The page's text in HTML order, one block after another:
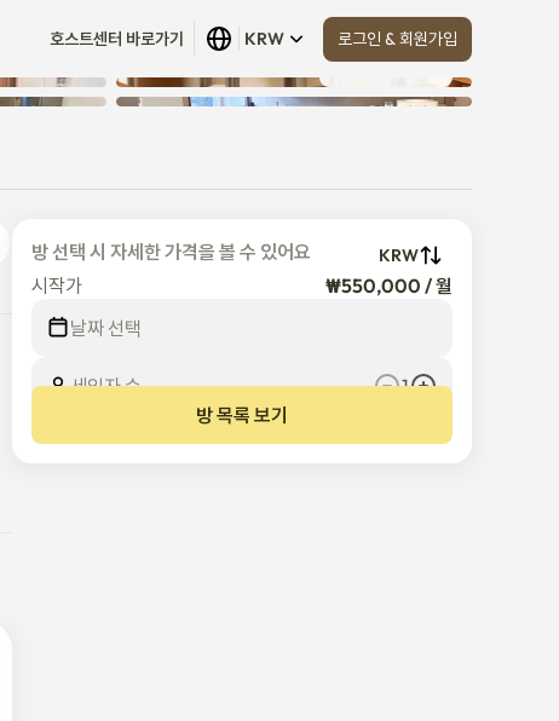
호스트센터 바로가기 KRW 로그인 & 회원가입
모두 보기 (24)
방 선택 시 자세한 가격을 볼 수 있어요 KRW
시작가
₩550,000 / 월
날짜 선택
세입자 수
1
방 목록 보기